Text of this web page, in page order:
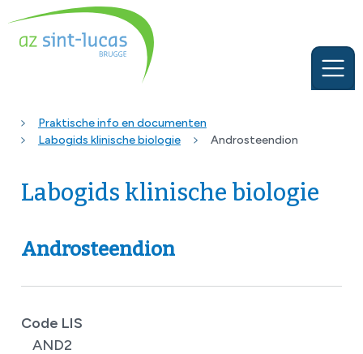
Praktische info en documenten
Labogids klinische biologie
Androsteendion
Labogids klinische biologie
Androsteendion
Code LIS
AND2